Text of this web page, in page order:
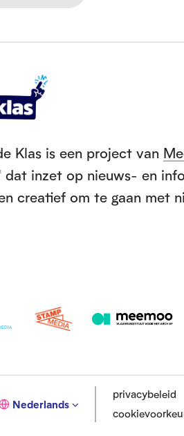
Klas is een project van
dat inzet op nieuws- en
creatief om te gaan met
G
Nederlands
privacybeleid